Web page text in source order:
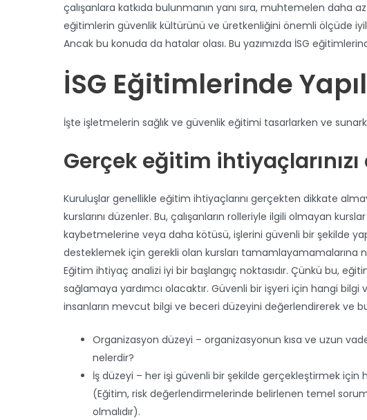
çalışanlara katkıda bulunmanın yanı sıra, muhtemelen daha
eğitimlerin güvenlik kültürünü ve üretkenliğini önemli ölçüde
Ancak bu konuda da hatalar olası. Bu yazımızda İSG
İSG Eğitimlerinde
İşte işletmelerin sağlık ve güvenlik eğitimi tasarlarken ve
Gerçek eğitim
Kuruluşlar genellikle eğitim ihtiyaçlarını gerçekten dikkate
kurslarını düzenler. Bu, çalışanların rolleriyle ilgili olmayan
kaybetmelerine veya daha kötüsü, işlerini güvenli bir şekilde
desteklemek için gerekli olan kursları tamamlayamamalarına
Eğitim ihtiyaç analizi iyi bir başlangıç noktasıdır. Çünkü bu,
sağlamaya yardımcı olacaktır. Güvenli bir işyeri için hangi
insanların mevcut bilgi ve beceri düzeyini değerlendirerek ve
Organizasyon düzeyi – organizasyonun kısa ve uzun
nelerdir?
İş düzeyi – her işi güvenli bir şekilde gerçekleştirmek için
(Eğitim, risk değerlendirmelerinde belirlenen temel
olmalıdır).